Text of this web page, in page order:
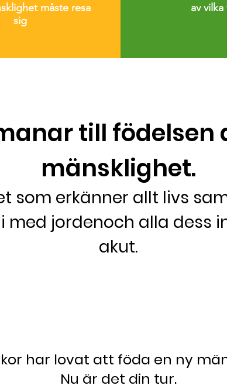
måste resa
sig
av vilka
till födelsen
mänsklighet.
som erkänner allt livs
med jordenoch alla dess
akut.
har lovat att föda en ny
Nu är det din tur.